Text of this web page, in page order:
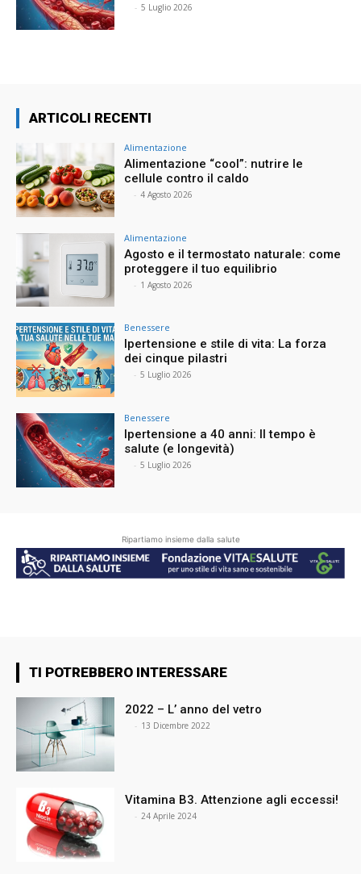
- 5 Luglio 2026
ARTICOLI RECENTI
Alimentazione
Alimentazione “cool”: nutrire le
cellule contro il caldo
- 4 Agosto 2026
Alimentazione
Agosto e il termostato naturale: come
proteggere il tuo equilibrio
- 1 Agosto 2026
Benessere
Ipertensione e stile di vita: La forza
dei cinque pilastri
- 5 Luglio 2026
Benessere
Ipertensione a 40 anni: Il tempo è
salute (e longevità)
- 5 Luglio 2026
Ripartiamo insieme dalla salute
TI POTREBBERO INTERESSARE
2022 – L’ anno del vetro
- 13 Dicembre 2022
Vitamina B3. Attenzione agli eccessi!
- 24 Aprile 2024